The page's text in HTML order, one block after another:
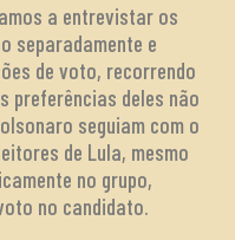
a entrevistar os
separadamente e
de voto, recorrendo
preferências deles não
seguiam com o
de Lula, mesmo
no grupo,
no candidato.